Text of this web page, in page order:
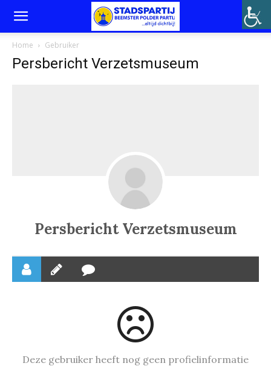
Home Gebruiker
Persbericht Verzetsmuseum
Persbericht Verzetsmuseum
Deze gebruiker heeft nog geen profielinformatie